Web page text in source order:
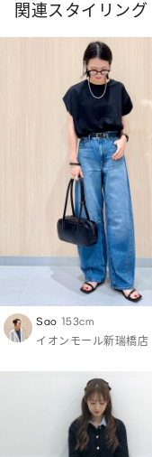
関連スタイリング
Sao 153cm
イオンモール新瑞橋店